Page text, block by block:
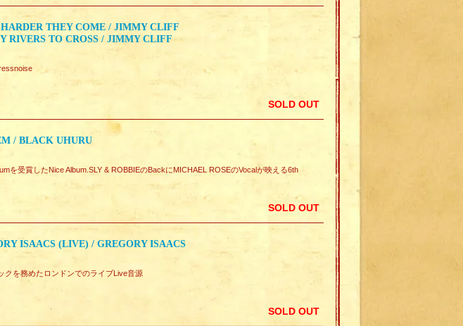
HARDER THEY COME / JIMMY CLIFF
RIVERS TO CROSS / JIMMY CLIFF
SOLD OUT
/ BLACK UHURU
を受賞したNice Album.SLY & ROBBIEのBackにMICHAEL ROSEのVocalが映える6th
SOLD OUT
ISAACS (LIVE) / GREGORY ISAACS
クを務めたロンドンでのライブLive音源
SOLD OUT